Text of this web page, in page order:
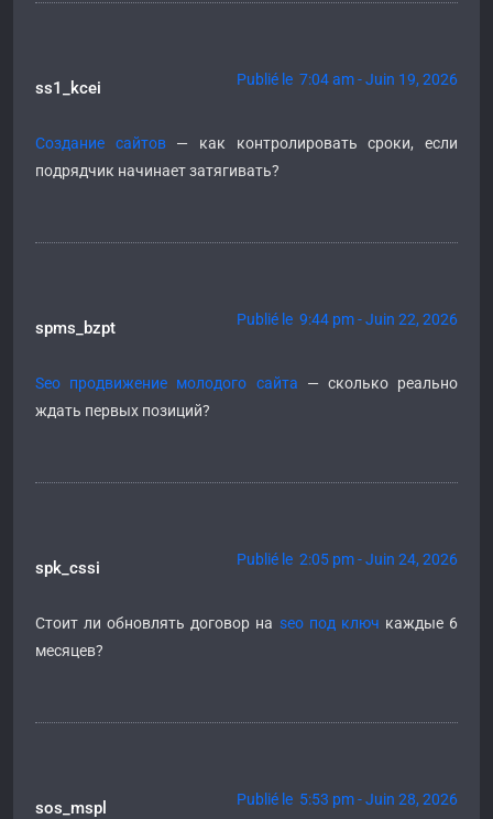
ss1_kcei Publié le 7:04 am - Juin 19, 2026
Создание сайтов— как контролировать сроки, если
подрядчик начинает затягивать?
spms_bzpt Publié le 9:44 pm - Juin 22, 2026
Seo продвижение молодого сайта — сколько реально
ждать первых позиций?
spk_cssi Publié le 2:05 pm - Juin 24, 2026
Стоит ли обновлять договор на seo под ключ каждые 6
месяцев?
sos_mspl Publié le 5:53 pm - Juin 28, 2026